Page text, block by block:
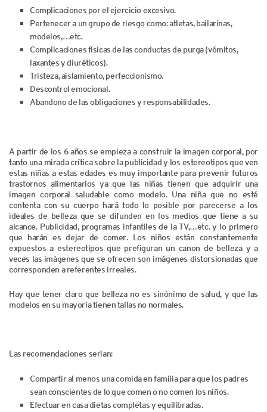
Complicaciones por el ejercicio excesivo.
Pertenecer a un grupo de riesgo como: atletas, bailarinas,
modelos,…etc.
Complicaciones físicas de las conductas de purga (vómitos,
laxantes y diuréticos).
Tristeza, aislamiento, perfeccionismo.
Descontrol emocional.
Abandono de las obligaciones y responsabilidades.
A partir de los 6 años se empieza a construir la imagen corporal, por
tanto una mirada crítica sobre la publicidad y los estereotipos que ven
estas niñas a estas edades es muy importante para prevenir futuros
trastornos alimentarios ya que las niñas tienen que adquirir una
imagen corporal saludable como modelo. Una niña que no esté
contenta con su cuerpo hará todo lo posible por parecerse a los
ideales de belleza que se difunden en los medios que tiene a su
alcance. Publicidad, programas infantiles de la TV,…etc. y lo primero
que harán es dejar de comer. Los niños están constantemente
expuestos a estereotipos que prefiguran un canon de belleza y a
veces las imágenes que se ofrecen son imágenes distorsionadas que
corresponden a referentes irreales.
Hay que tener claro que belleza no es sinónimo de salud, y que las
modelos en su mayoría tienen tallas no normales.
Las recomendaciones serían:
Compartir al menos una comida en familia para que los padres
sean conscientes de lo que comen o no comen los niños.
Efectuar en casa dietas completas y equilibradas.